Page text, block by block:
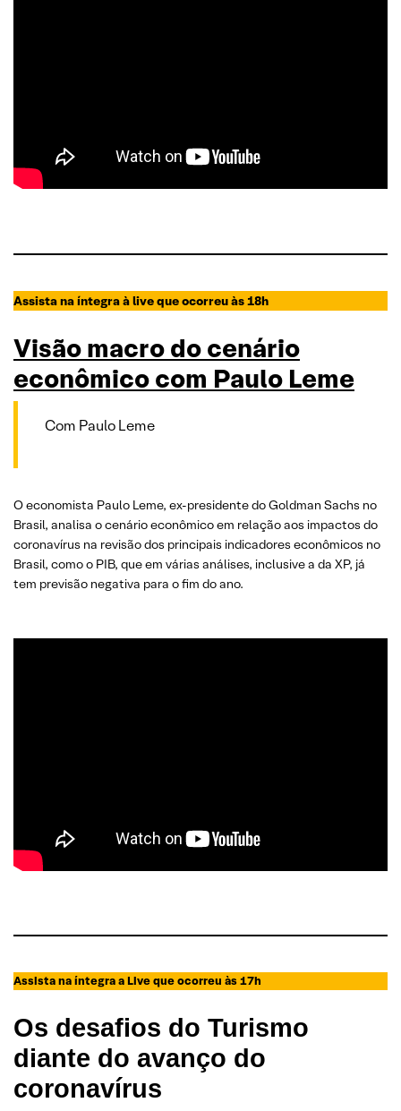
Assista na íntegra à live que ocorreu às 18h
Visão macro do cenário
econômico com Paulo Leme
Com Paulo Leme
O economista Paulo Leme, ex-presidente do Goldman Sachs no
Brasil, analisa o cenário econômico em relação aos impactos do
coronavírus na revisão dos principais indicadores econômicos no
Brasil, como o PIB, que em várias análises, inclusive a da XP, já
tem previsão negativa para o fim do ano.
Assista na íntegra a Live que ocorreu às 17h
Os desafios do Turismo
diante do avanço do
coronavírus